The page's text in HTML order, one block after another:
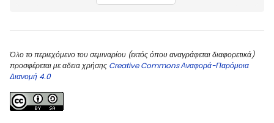
Όλο το περιεχόμενο του σεμιναρίου (εκτός όπου αναγράφεται διαφορετικά)
προσφέρεται με αδεια χρήσης Creative Commons Αναφορά-Παρόμοια
Διανομή 4.0